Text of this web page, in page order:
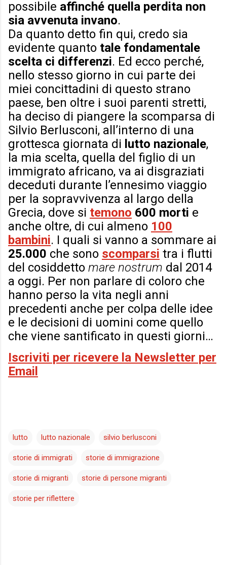
possibile affinché quella perdita non
sia avvenuta invano.
Da quanto detto fin qui, credo sia
evidente quanto tale fondamentale
scelta ci differenzi. Ed ecco perché,
nello stesso giorno in cui parte dei
miei concittadini di questo strano
paese, ben oltre i suoi parenti stretti,
ha deciso di piangere la scomparsa di
Silvio Berlusconi, all’interno di una
grottesca giornata di lutto nazionale,
la mia scelta, quella del figlio di un
immigrato africano, va ai disgraziati
deceduti durante l’ennesimo viaggio
per la sopravvivenza al largo della
Grecia, dove si temono 600 morti e
anche oltre, di cui almeno 100
bambini. I quali si vanno a sommare ai
25.000 che sono scomparsi tra i flutti
del cosiddetto mare nostrum dal 2014
a oggi. Per non parlare di coloro che
hanno perso la vita negli anni
precedenti anche per colpa delle idee
e le decisioni di uomini come quello
che viene santificato in questi giorni…
Iscriviti per ricevere la Newsletter per
Email
lutto lutto nazionale silvio berlusconi
storie di immigrati storie di immigrazione
storie di migranti storie di persone migranti
storie per riflettere